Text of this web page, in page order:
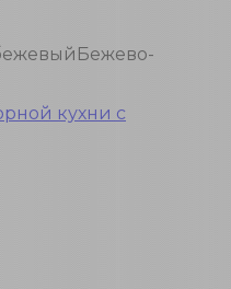
Бежево-
кухни с